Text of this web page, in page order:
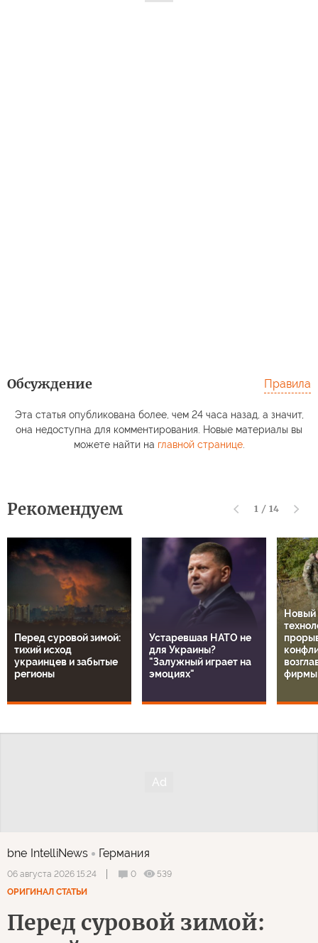
Обсуждение Правила
Эта статья опубликована более, чем 24 часа назад, а значит,
она недоступна для комментирования. Новые материалы вы
можете найти на главной странице.
Рекомендуем 1 / 14
Перед суровой зимой:
тихий исход
украинцев и забытые
регионы
Устаревшая НАТО не
для Украины?
"Залужный играет на
эмоциях"
Новый
фирмы
bne IntelliNews Германия
06 августа 2026 15:24 0
539
ОРИГИНАЛ СТАТЬИ
Перед суровой зимой: